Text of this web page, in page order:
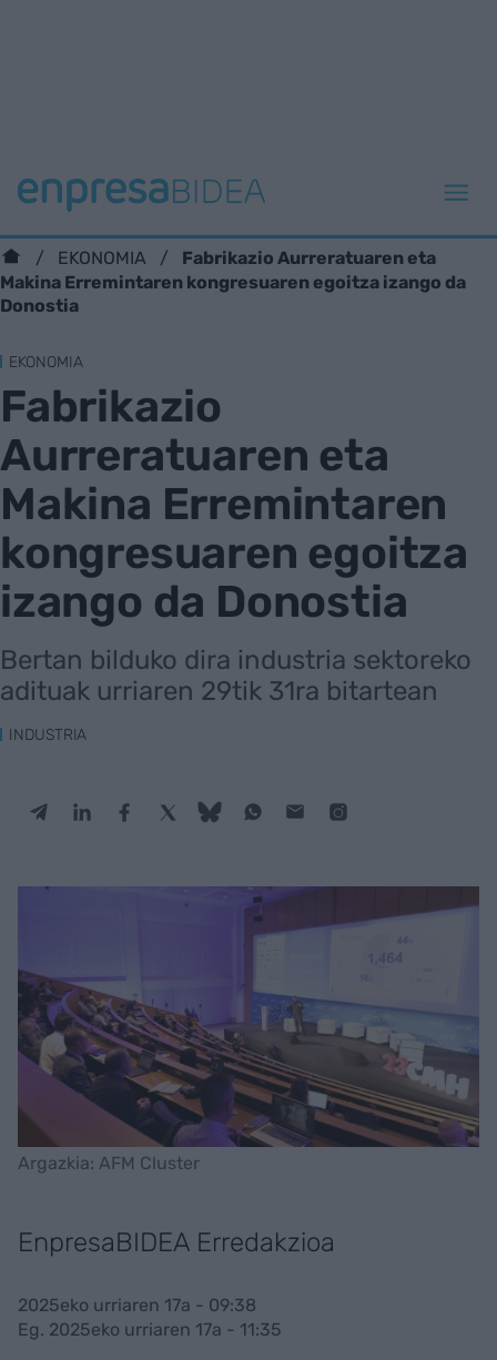
EKONOMIA
Fabrikazio Aurreratuaren eta
Makina Erremintaren kongresuaren egoitza izango da
Donostia
EKONOMIA
Fabrikazio
Aurreratuaren eta
Makina Erremintaren
kongresuaren egoitza
izango da Donostia
Bertan bilduko dira industria sektoreko
adituak urriaren 29tik 31ra bitartean
INDUSTRIA
Argazkia: AFM Cluster
EnpresaBIDEA Erredakzioa
2025eko urriaren 17a - 09:38
Eg. 2025eko urriaren 17a - 11:35